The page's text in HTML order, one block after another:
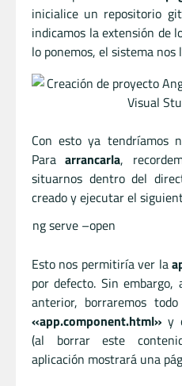
inicialice un repositorio
indicamos la extensión de
lo ponemos, el sistema nos
Con esto ya tendríamos
Paraarrancarla,
situarnos dentro del
creado y ejecutar el
ng serve –open
Esto nos permitiría ver la
por defecto. Sin
anterior, borraremos
«app.component.html» y
(al borrar este
aplicación mostrará una